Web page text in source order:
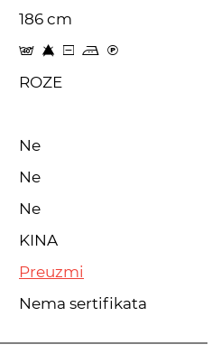
186 cm
t 8 a p C
ROZE
Ne
Ne
Ne
KINA
Preuzmi
Nema sertifikata